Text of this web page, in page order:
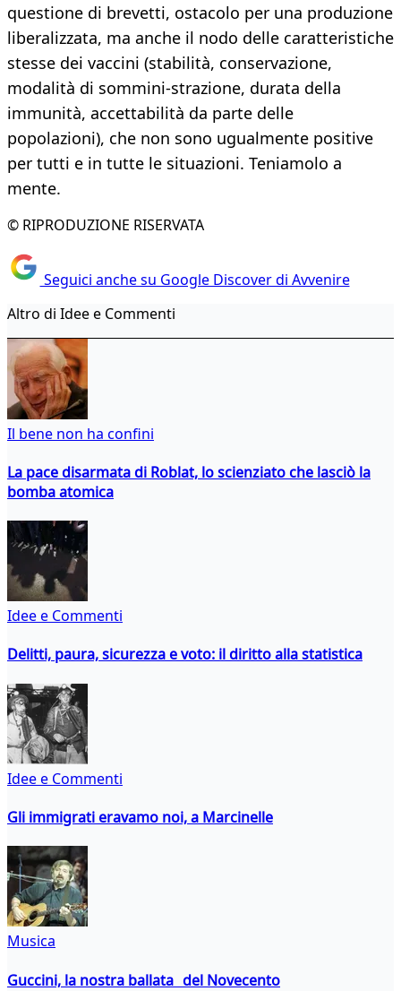
questione di brevetti, ostacolo per una produzione
liberalizzata, ma anche il nodo delle caratteristiche
stesse dei vaccini (stabilità, conservazione,
modalità di sommini-strazione, durata della
immunità, accettabilità da parte delle
popolazioni), che non sono ugualmente positive
per tutti e in tutte le situazioni. Teniamolo a
mente.
© RIPRODUZIONE RISERVATA
Seguici anche su Google Discover di Avvenire
Altro di Idee e Commenti
Il bene non ha confini
La pace disarmata di Roblat, lo scienziato che lasciò la
bomba atomica
Idee e Commenti
Delitti, paura, sicurezza e voto: il diritto alla statistica
Idee e Commenti
Gli immigrati eravamo noi, a Marcinelle
Musica
Guccini, la nostra ballata del Novecento